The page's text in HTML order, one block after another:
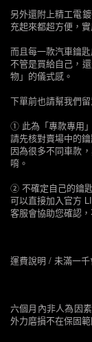
另外還附上精工電
充起來都超方便，
而且每一款汽車鑰
不管是買給自己，
物」的儀式感。
下單前也請幫我們
① 此為「專款專用
請先核對賣場中的
因為很多不同車款
唷。
② 不確定自己的鑰
可以直接加入官方
客服會協助您確認
運費說明 / 未滿一
六個月內非人為因
外力磨損不在保固